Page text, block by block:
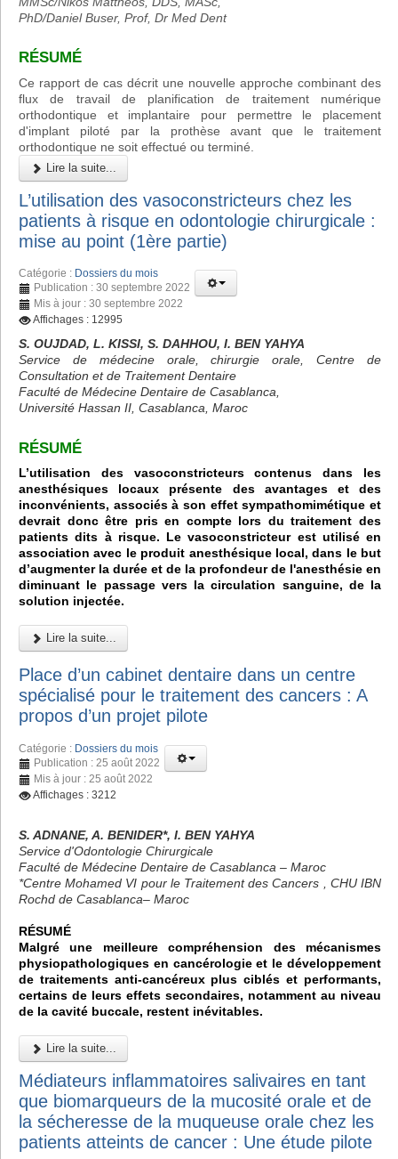
PhD/Daniel Buser, Prof, Dr Med Dent
RÉSUMÉ
Ce rapport de cas décrit une nouvelle approche combinant des
flux de travail de planification de traitement numérique
orthodontique et implantaire pour permettre le placement
d'implant piloté par la prothèse avant que le traitement
orthodontique ne soit effectué ou terminé.
Lire la suite...
L’utilisation des vasoconstricteurs chez les
patients à risque en odontologie chirurgicale :
mise au point (1ère partie)
Catégorie : Dossiers du mois
Publication : 30 septembre 2022
Mis à jour : 30 septembre 2022
Affichages : 12995
S. OUJDAD, L. KISSI, S. DAHHOU, I. BEN YAHYA
Service de médecine orale, chirurgie orale, Centre de
Consultation et de Traitement Dentaire
Faculté de Médecine Dentaire de Casablanca,
Université Hassan II, Casablanca, Maroc
RÉSUMÉ
L’utilisation des vasoconstricteurs contenus dans les
anesthésiques locaux présente des avantages et des
inconvénients, associés à son effet sympathomimétique et
devrait donc être pris en compte lors du traitement des
patients dits à risque. Le vasoconstricteur est utilisé en
association avec le produit anesthésique local, dans le but
d’augmenter la durée et de la profondeur de l'anesthésie en
diminuant le passage vers la circulation sanguine, de la
solution injectée.
Lire la suite...
Place d’un cabinet dentaire dans un centre
spécialisé pour le traitement des cancers : A
propos d’un projet pilote
Catégorie : Dossiers du mois
Publication : 25 août 2022
Mis à jour : 25 août 2022
Affichages : 3212
S. ADNANE, A. BENIDER*, I. BEN YAHYA
Service d'Odontologie Chirurgicale
Faculté de Médecine Dentaire de Casablanca – Maroc
*Centre Mohamed VI pour le Traitement des Cancers , CHU IBN
Rochd de Casablanca– Maroc
RÉSUMÉ
Malgré une meilleure compréhension des mécanismes
physiopathologiques en cancérologie et le développement
de traitements anti-cancéreux plus ciblés et performants,
certains de leurs effets secondaires, notamment au niveau
de la cavité buccale, restent inévitables.
Lire la suite...
Médiateurs inflammatoires salivaires en tant
que biomarqueurs de la mucosité orale et de
la sécheresse de la muqueuse orale chez les
patients atteints de cancer : Une étude pilote